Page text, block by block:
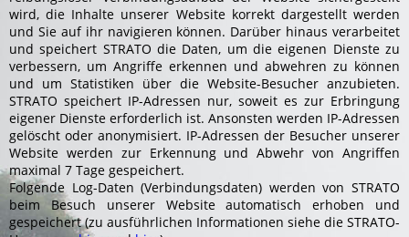
wird, die Inhalte unserer Website korrekt dargestellt werden
und Sie auf ihr navigieren können. Darüber hinaus verarbeitet
und speichert STRATO die Daten, um die eigenen Dienste zu
verbessern, um Angriffe erkennen und abwehren zu können
und um Statistiken über die Website-Besucher anzubieten.
STRATO speichert IP-Adressen nur, soweit es zur Erbringung
eigener Dienste erforderlich ist. Ansonsten werden IP-Adressen
gelöscht oder anonymisiert. IP-Adressen der Besucher unserer
Website werden zur Erkennung und Abwehr von Angriffen
maximal 7 Tage gespeichert.
Folgende Log-Daten (Verbindungsdaten) werden von STRATO
beim Besuch unserer Website automatisch erhoben und
gespeichert (zu ausführlichen Informationen siehe die STRATO-